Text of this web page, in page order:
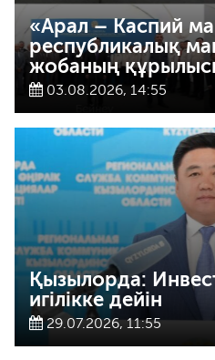
«Арал – Каспий
республикалық
жобаның
03.08.2026, 14:55
Қызылорда:
игілікке дейін
29.07.2026, 11:55